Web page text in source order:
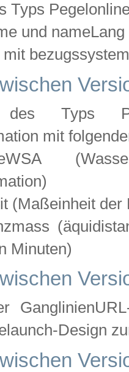
Typs
und
mit
des Typs
mit
(Maßeinheit der
Minuten)
Design